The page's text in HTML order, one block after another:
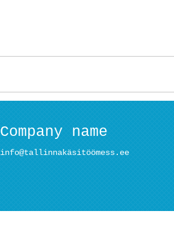
Company name
info@tallinnakäsitöömess.ee